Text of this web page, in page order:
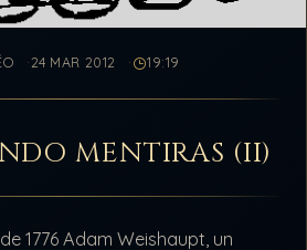
24 MAR 2012 19:19
MENTIRAS (II)
1776 Adam Weishaupt, un